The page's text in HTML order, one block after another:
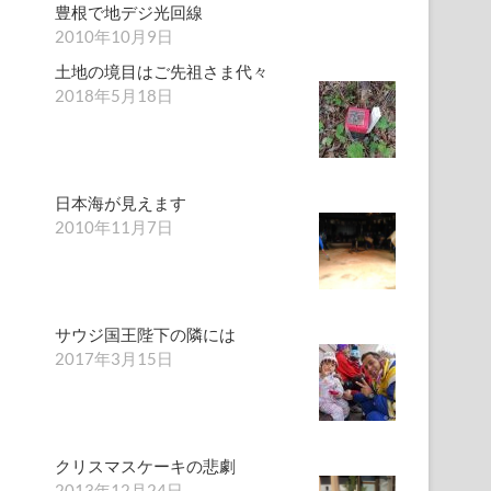
豊根で地デジ光回線
2010年10月9日
土地の境目はご先祖さま代々
2018年5月18日
日本海が見えます
2010年11月7日
サウジ国王陛下の隣には
2017年3月15日
クリスマスケーキの悲劇